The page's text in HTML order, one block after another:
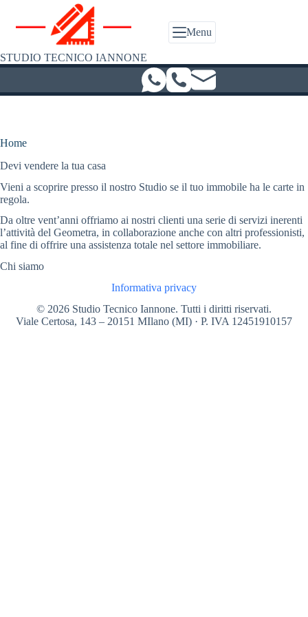
contenuto
STUDIO TECNICO IANNONE
Menu
Home
Devi vendere la tua casa
Vieni a scoprire presso il nostro Studio se il tuo immobile ha le carte in
regola.
Da oltre vent’anni offriamo ai nostri clienti una serie di servizi inerenti
l’attività del Geometra, in collaborazione anche con altri professionisti,
al fine di offrire una assistenza totale nel settore immobiliare.
Chi siamo
Informativa privacy
© 2026 Studio Tecnico Iannone. Tutti i diritti riservati.
Viale Certosa, 143 – 20151 MIlano (MI) · P. IVA 12451910157